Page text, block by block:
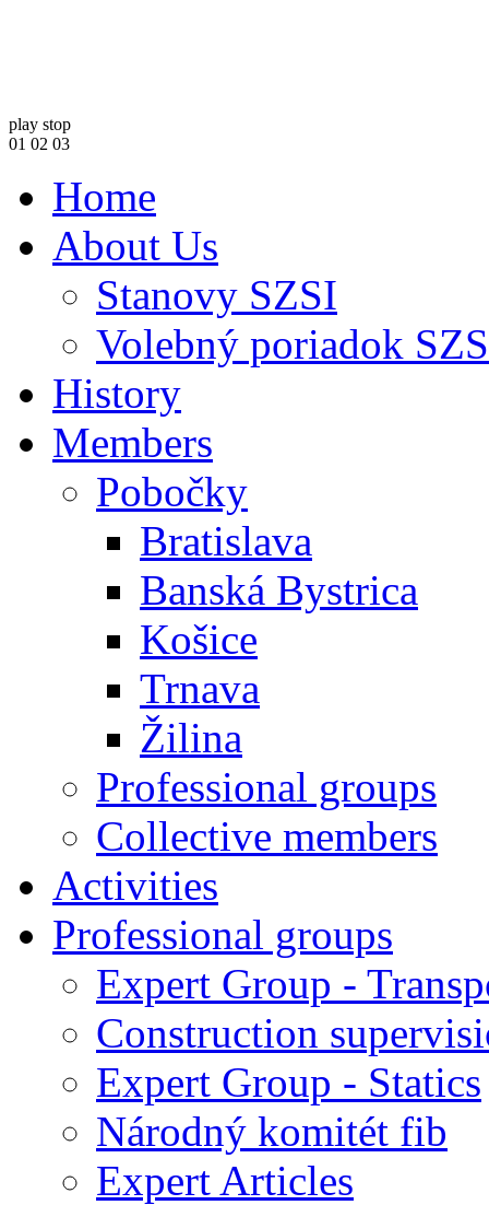
play stop
01 02 03
Home
About Us
Stanovy SZSI
Volebný poriadok
History
Members
Pobočky
Bratislava
Banská Bystrica
Košice
Trnava
Žilina
Professional groups
Collective members
Activities
Professional groups
Expert Group -
Construction
Expert Group - Statics
Národný komitét fib
Expert Articles